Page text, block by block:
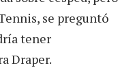
se preguntó
tener
Draper.